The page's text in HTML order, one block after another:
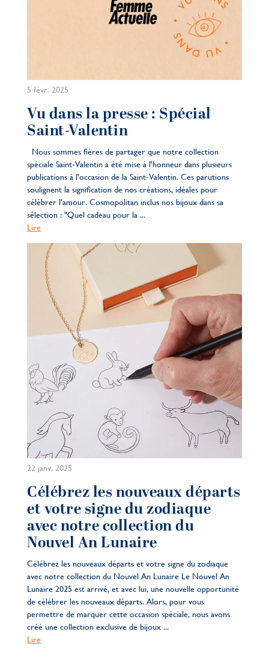
5 févr. 2025
Vu dans la presse : Spécial
Saint-Valentin
Nous sommes fières de partager que notre collection
spéciale Saint-Valentin a été mise à l'honneur dans plusieurs
publications à l'occasion de la Saint-Valentin. Ces parutions
soulignent la signification de nos créations, idéales pour
célébrer l'amour. Cosmopolitan inclus nos bijoux dans sa
sélection : "Quel cadeau pour la ...
Lire
22 janv. 2025
Célébrez les nouveaux départs
et votre signe du zodiaque
avec notre collection du
Nouvel An Lunaire
Célébrez les nouveaux départs et votre signe du zodiaque
avec notre collection du Nouvel An Lunaire Le Nouvel An
Lunaire 2025 est arrivé, et avec lui, une nouvelle opportunité
de célébrer les nouveaux départs. Alors, pour vous
permettre de marquer cette occasion spéciale, nous avons
créé une collection exclusive de bijoux ...
Lire